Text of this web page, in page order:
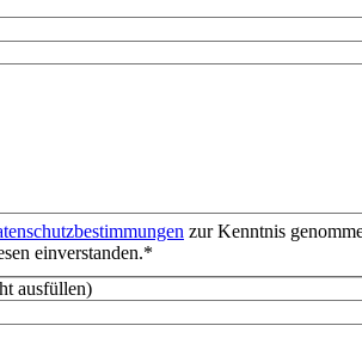
zur Kenntnis
einverstanden.*
ausfüllen)